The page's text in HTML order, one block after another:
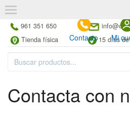
961 351 650
Tienda física
15 días
Contacto Mi
Contacta con